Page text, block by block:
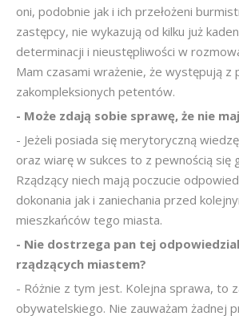
oni, podobnie jak i ich przełożeni
zastępcy, nie wykazują od kilku już
determinacji i nieustępliwości w
Mam czasami wrażenie, że występują z
zakompleksionych petentów.
- Może zdają sobie sprawę, że nie
- Jeżeli posiada się merytoryczną
oraz wiarę w sukces to z pewnością się
Rządzący niech mają poczucie
dokonania jak i zaniechania przed
mieszkańców tego miasta.
- Nie dostrzega pan tej
rządzących miastem?
- Różnie z tym jest. Kolejna sprawa, to
obywatelskiego. Nie zauważam żadnej